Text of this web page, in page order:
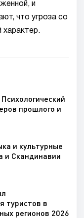
и
что угроза со
характер.
прошлого и
и культурные
и Скандинавии
туристов в
регионов 2026